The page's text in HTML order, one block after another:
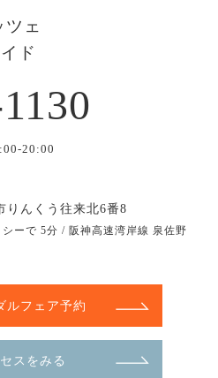
ェ
ド
20:00
りんくう往来北6番8
ーで 5分 / 阪神高速湾岸線 泉佐野
ルフェア予約
スをみる